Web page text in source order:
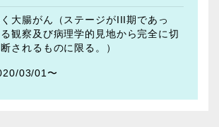
大腸がん（ステージがIII期であっ
観察及び病理学的見地から完全に切
されるものに限る。）
03/01〜